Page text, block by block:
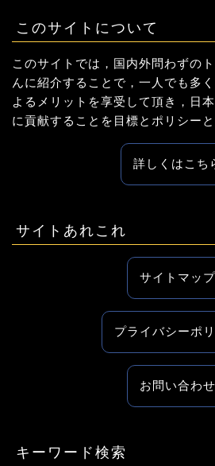
このサイトについて
このサイトでは，国内外問わずの
んに紹介することで，一人でも多
よるメリットを享受して頂き，日
に貢献することを目標とポリシーと
詳しくはこち
サイトあれこれ
サイトマップ
プライバシーポ
お問い合わせ
キーワード検索